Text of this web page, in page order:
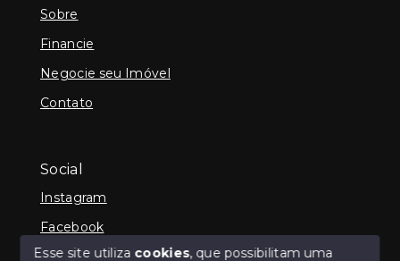
Sobre
Financie
Negocie seu Imóvel
Contato
Social
Instagram
Facebook
Esse site utiliza cookies, que possibilitam uma